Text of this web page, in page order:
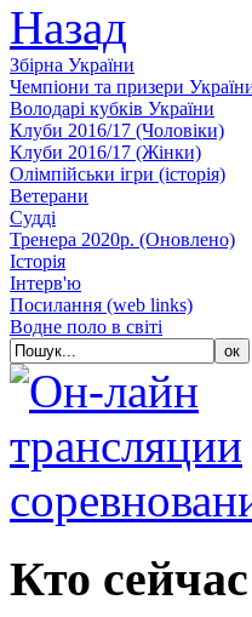
Назад
Збiрна України
Чемпіони та призери
Володарі кубків України
Клуби 2016/17 (Чоловiки)
Клуби 2016/17 (Жiнки)
Олімпійськи ігри (історія)
Ветерани
Судді
Тренера 2020р. (Оновлено)
Історія
Iнтерв'ю
Посилання (web links)
Водне поло в світі
Кто